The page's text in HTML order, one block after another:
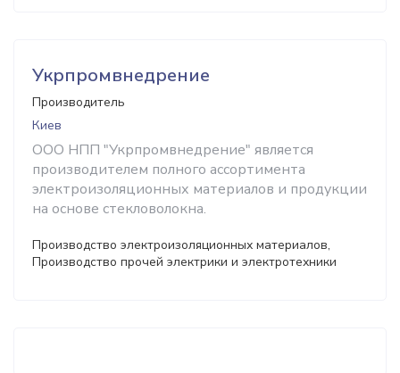
Укрпромвнедрение
Производитель
Киев
ООО НПП "Укрпромвнедрение" является
производителем полного ассортимента
электроизоляционных материалов и продукции
на основе стекловолокна.
Производство электроизоляционных материалов,
Производство прочей электрики и электротехники